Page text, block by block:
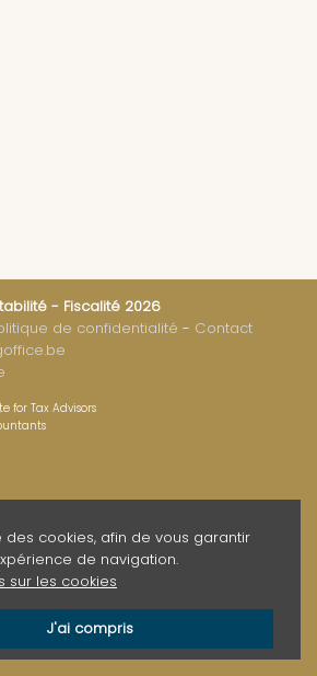
- Fiscalité 2026
de confidentialité
Contact
for Tax Advisors
NEWSLETTER
des cookies, afin de vous garantir
de navigation.
sur les cookies
J'ai compris